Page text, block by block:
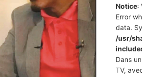
Notice:
Error
data.
/usr/
Dans
TV,